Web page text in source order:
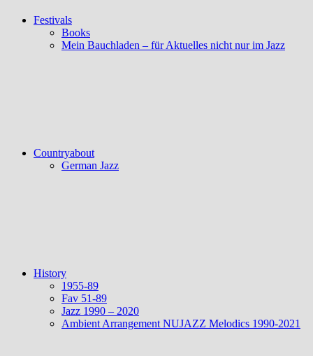
Festivals
Books
Mein Bauchladen – für Aktuelles nicht nur im Jazz
Countryabout
German Jazz
History
1955-89
Fav 51-89
Jazz 1990 – 2020
Ambient Arrangement NUJAZZ Melodics 1990-2021